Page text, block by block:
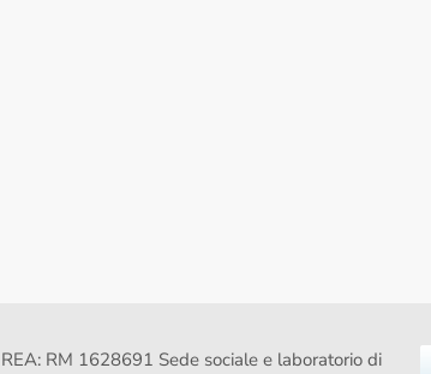
RM 1628691 Sede sociale e laboratorio di